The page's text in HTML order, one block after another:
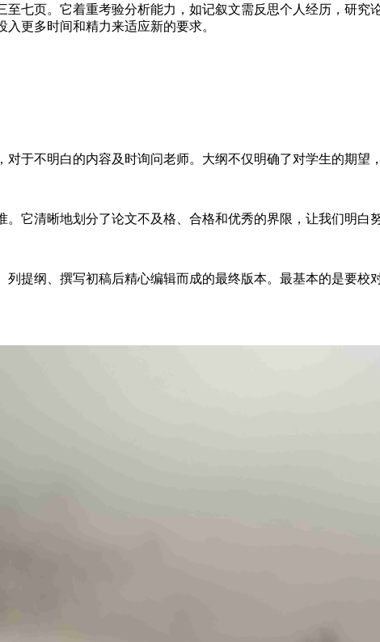
七页。它着重考验分析能力，如记叙文需反思个人经历，研
更多时间和精力来适应新的要求。
于不明白的内容及时询问老师。大纲不仅明确了对学生的期望
它清晰地划分了论文不及格、合格和优秀的界限，让我们明白
提纲、撰写初稿后精心编辑而成的最终版本。最基本的是要